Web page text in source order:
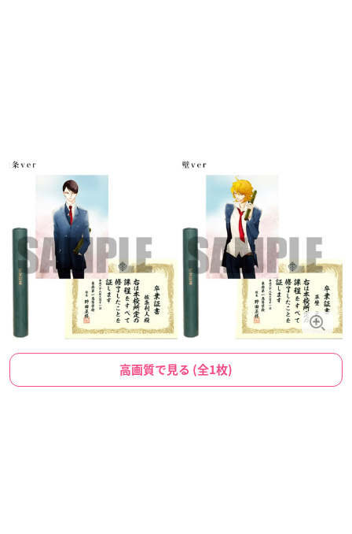
高画質で見る (全1枚)